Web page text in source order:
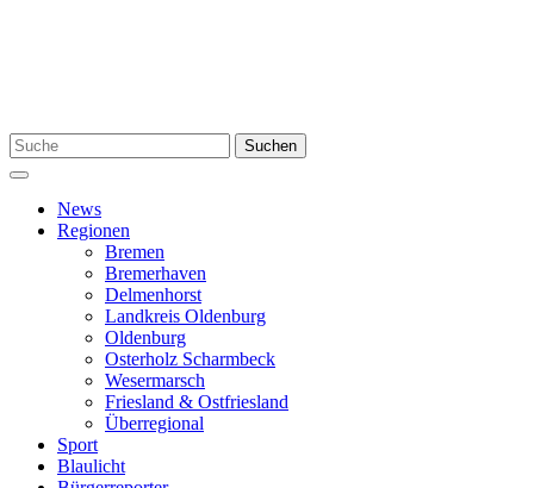
Suchen
nach:
Suchen
Menü
News
Regionen
Bremen
Bremerhaven
Delmenhorst
Landkreis Oldenburg
Oldenburg
Osterholz Scharmbeck
Wesermarsch
Friesland & Ostfriesland
Überregional
Sport
Blaulicht